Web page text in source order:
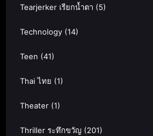
Tearjerker เรียกน้ำตา (5)
Technology (14)
Teen (41)
Thai ไทย (1)
Theater (1)
Thriller ระทึกขวัญ (201)